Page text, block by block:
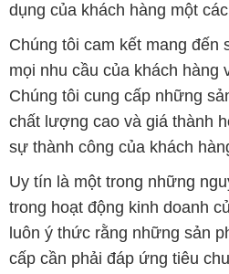
dụng của khách hàng một
Chúng tôi cam kết mang đến
mọi nhu cầu của khách hàng
Chúng tôi cung cấp những
chất lượng cao và giá thành
sự thành công của khách
Uy tín là một trong những
trong hoạt động kinh doanh
luôn ý thức rằng những sản
cấp cần phải đáp ứng tiêu